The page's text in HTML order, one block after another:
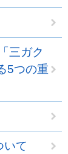
三ガク
5つの重
いて